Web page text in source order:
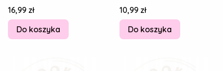
Pierników DINOZAUR
Welociraptor 14cm
Cena
16,99 zł
Do koszyka
Pierników DINOZAUR
Welociraptor 14cm
Cena
10,99 zł
Do koszyka